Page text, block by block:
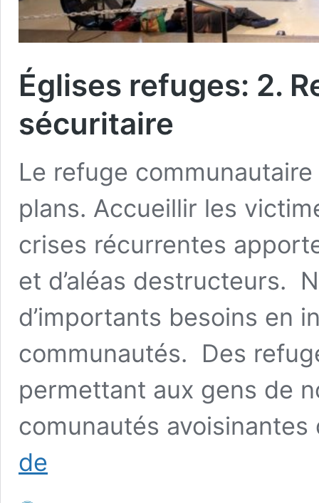
Églises refuges: 2.
sécuritaire
Le refuge
plans. Accueillir les
crises récurrentes
et d’aléas destructeurs.
d’importants besoins en
communautés. Des
permettant aux gens de
comunautés
de